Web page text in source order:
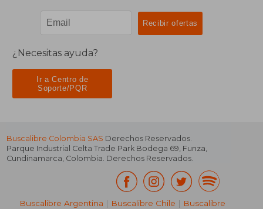
¿Necesitas ayuda?
Ir a Centro de
Soporte/PQR
Buscalibre Colombia SAS Derechos Reservados.
Parque Industrial Celta Trade Park Bodega 69, Funza,
Cundinamarca, Colombia. Derechos Reservados.
Buscalibre Argentina | Buscalibre Chile | Buscalibre